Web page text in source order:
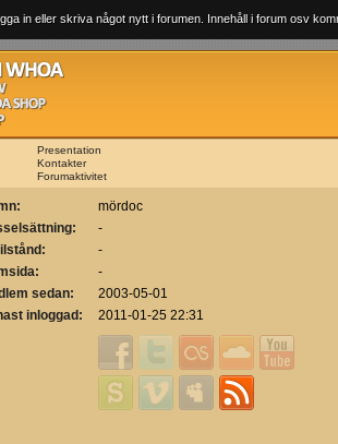
in eller skriva något nytt i forumen. Innehåll i forum osv
Presentation
Kontakter
Forumaktivitet
mördoc
-
-
-
sedan:
2003-05-01
inloggad:
2011-01-25 22:31